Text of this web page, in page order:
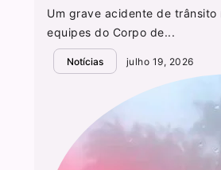
Um grave acidente de trânsito
equipes do Corpo de...
Notícias julho 19, 2026